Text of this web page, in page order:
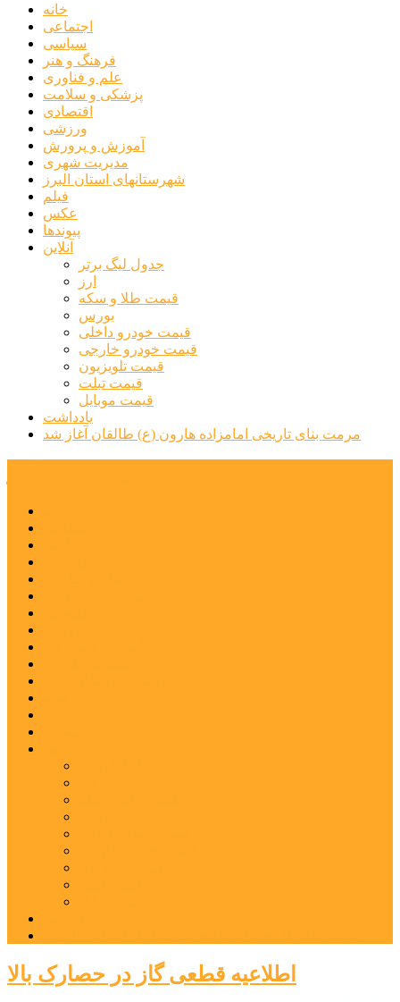
خانه
اجتماعی
سیاسی
فرهنگ و هنر
علم و فناوری
پزشکی و سلامت
اقتصادی
ورزشی
آموزش و پرورش
مدیریت شهری
شهرستانهای استان البرز
فیلم
عکس
پیوندها
آنلاین
جدول لیگ برتر
ارز
قیمت طلا و سکه
بورس
قیمت خودرو داخلی
قیمت خودرو خارجی
قیمت تلویزیون
قیمت تبلت
قیمت موبایل
یادداشت
مرمت بنای تاریخی امامزاده هارون (ع) طالقان آغاز شد
اطلاعیه قطعی گاز در حصارک بالا